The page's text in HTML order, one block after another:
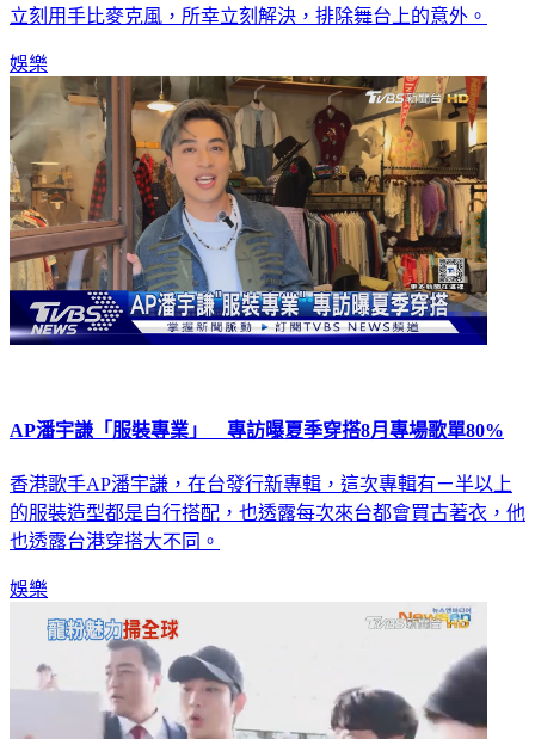
立刻用手比麥克風，所幸立刻解決，排除舞台上的意外。
娛樂
AP潘宇謙「服裝專業」 專訪曝夏季穿搭8月專場歌單80%
香港歌手AP潘宇謙，在台發行新專輯，這次專輯有ㄧ半以上
的服裝造型都是自行搭配，也透露每次來台都會買古著衣，他
也透露台港穿搭大不同。
娛樂